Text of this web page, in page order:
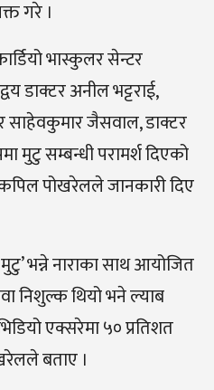
गरे ।
भास्कुलर सेन्टर
डाक्टर अनील भट्टराई,
साहेवकुमार जैसवाल, डाक्टर
मुटु सम्बन्धी परामर्श दिएको
पोखरेलले जानकारी दिए
भन्ने नाराका साथ आयोजित
निशुल्क थियो भने ल्याब
एक्सरेमा ५० प्रतिशत
बताए ।